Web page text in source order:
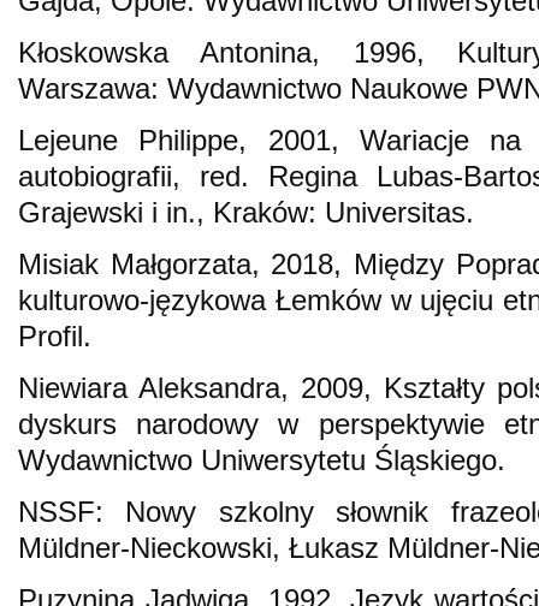
Kłoskowska Antonina, 1996,
Warszawa: Wydawnictwo Naukowe
Lejeune Philippe, 2001, Wariacje
autobiografii, red. Regina Lubas-
Grajewski i in., Kraków: Universitas.
Misiak Małgorzata, 2018, Między
kulturowo-językowa Łemków w ujęciu
Profil.
Niewiara Aleksandra, 2009, Kształty
dyskurs narodowy w perspektywie
Wydawnictwo Uniwersytetu Śląskiego.
NSSF: Nowy szkolny słownik
Müldner-Nieckowski, Łukasz Müldner-
Puzynina Jadwiga, 1992, Język